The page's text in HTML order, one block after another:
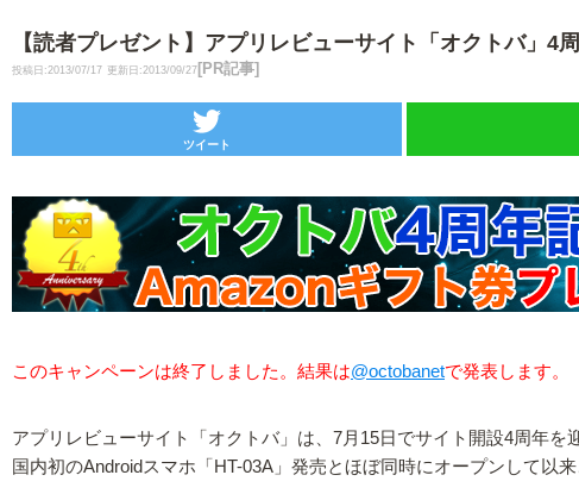
【読者プレゼント】アプリレビューサイト「オクトバ」
投稿日:2013/07/17 更新日:2013/09/27 [PR記事]
ツイート
このキャンペーンは終了しました。結果は@octobanetで発表します。
アプリレビューサイト「オクトバ」は、7月15日でサイト開設4周年を
国内初のAndroidスマホ「HT-03A」発売とほぼ同時にオープンして以